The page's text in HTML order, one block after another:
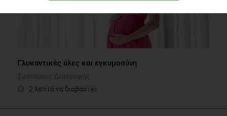
Γλυκαντικές ύλες και εγκυμοσύνη
Συστάσεις Διατροφής
2 λεπτά να διαβαστεί